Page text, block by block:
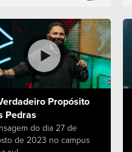
Propósito
Pedras
do dia 27 de
de 2023 no campus